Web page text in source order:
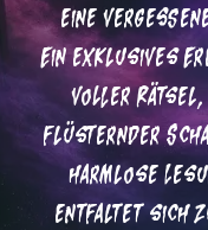
eine
Ein exklusives
voller Rätsel,
flüsternder
harmlose
entfaltet sich